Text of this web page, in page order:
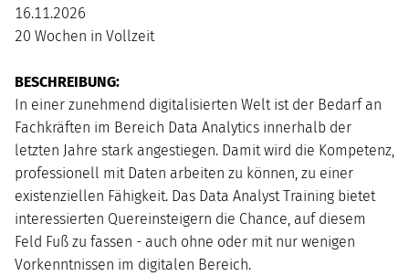
16.11.2026
20 Wochen in Vollzeit
BESCHREIBUNG:
In einer zunehmend digitalisierten Welt ist der Bedarf an
Fachkräften im Bereich Data Analytics innerhalb der
letzten Jahre stark angestiegen. Damit wird die Kompetenz,
professionell mit Daten arbeiten zu können, zu einer
existenziellen Fähigkeit. Das Data Analyst Training bietet
interessierten Quereinsteigern die Chance, auf diesem
Feld Fuß zu fassen - auch ohne oder mit nur wenigen
Vorkenntnissen im digitalen Bereich.